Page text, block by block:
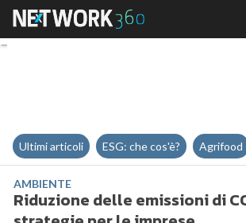
Riduzione
Ultimi articoli ESG: che cos'è? Agrifood
AMBIENTE
Riduzione delle emissioni di